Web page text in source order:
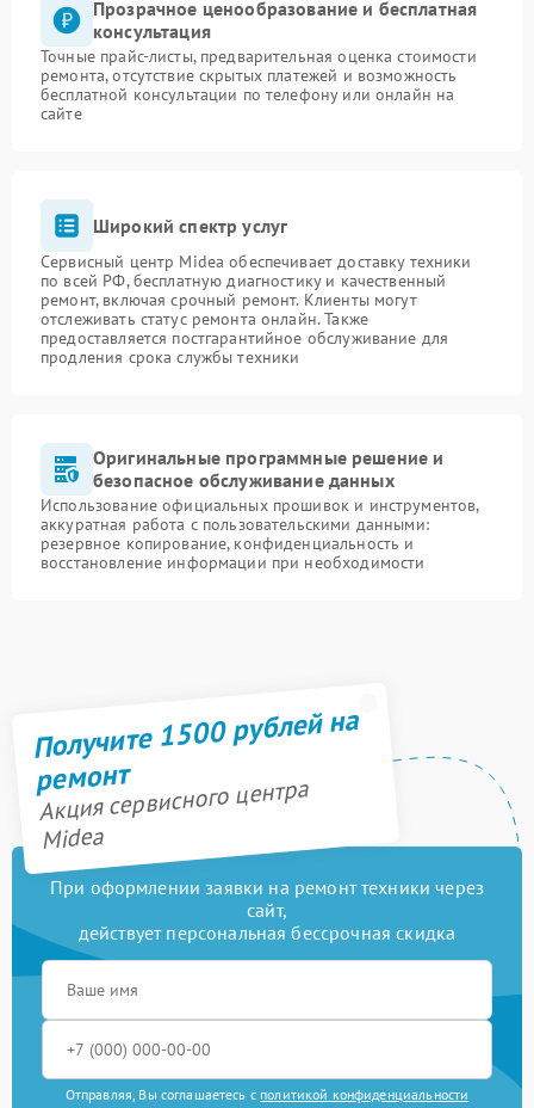
Прозрачное ценообразование и бесплатная
консультация
Точные прайс-листы, предварительная оценка стоимости
ремонта, отсутствие скрытых платежей и возможность
бесплатной консультации по телефону или онлайн на
сайте
Широкий спектр услуг
Сервисный центр Midea обеспечивает доставку техники
по всей РФ, бесплатную диагностику и качественный
ремонт, включая срочный ремонт. Клиенты могут
отслеживать статус ремонта онлайн. Также
предоставляется постгарантийное обслуживание для
продления срока службы техники
Оригинальные программные решение и
безопасное обслуживание данных
Использование официальных прошивок и инструментов,
аккуратная работа с пользовательскими данными:
резервное копирование, конфиденциальность и
восстановление информации при необходимости
Получите 1500 рублей на
ремонт
Акция сервисного центра
Midea
При оформлении заявки на ремонт техники через
сайт,
действует персональная бессрочная скидка
Отправляя, Вы соглашаетесь с политикой конфиденциальности